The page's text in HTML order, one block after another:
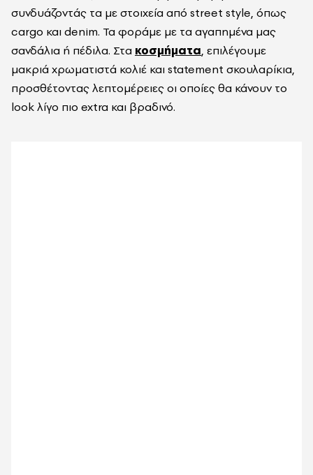
συνδυάζοντάς τα με στοιχεία από street style, όπως
cargo και denim. Τα φοράμε με τα αγαπημένα μας
σανδάλια ή πέδιλα. Στα κοσμήματα, επιλέγουμε
μακριά χρωματιστά κολιέ και statement σκουλαρίκια,
προσθέτοντας λεπτομέρειες οι οποίες θα κάνουν το
look λίγο πιο extra και βραδινό.